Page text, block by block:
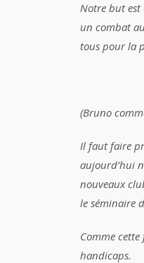
Notre but est
un combat
tous pour la
(Bruno
Il faut faire
aujourd’hui
nouveaux
le séminaire
Comme
handicaps.